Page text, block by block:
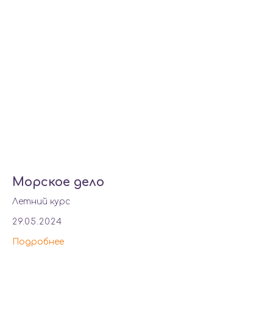
Морское дело
Летний курс
29.05.2024
Подробнее